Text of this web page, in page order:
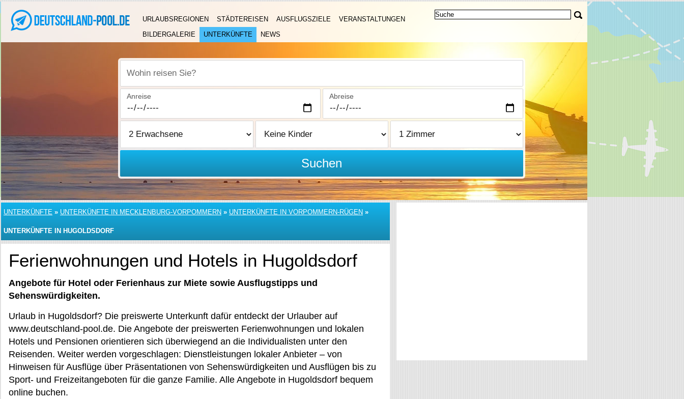
URLAUBSREGIONEN STÄDTEREISEN AUSFLUGSZIELE
VERANSTALTUNGEN
BILDERGALERIE
UNTERKÜNFTE NEWS
Wohin reisen Sie?
Anreise Abreise
Suchen
UNTERKÜNFTE » UNTERKÜNFTE IN MECKLENBURG-VORPOMMERN » UNTERKÜNFTE IN VORPOMMERN-RÜGEN »
UNTERKÜNFTE IN HUGOLDSDORF
Ferienwohnungen und Hotels in Hugoldsdorf
Angebote für Hotel oder Ferienhaus zur Miete sowie Ausflugstipps und
Sehenswürdigkeiten.
Urlaub in Hugoldsdorf? Die preiswerte Unterkunft dafür entdeckt der Urlauber auf
www.deutschland-pool.de. Die Angebote der preiswerten Ferienwohnungen und lokalen
Hotels und Pensionen orientieren sich überwiegend an die Individualisten unter den
Reisenden. Weiter werden vorgeschlagen: Dienstleistungen lokaler Anbieter – von
Hinweisen für Ausflüge über Präsentationen von Sehenswürdigkeiten und Ausflügen bis zu
Sport- und Freizeitangeboten für die ganze Familie. Alle Angebote in Hugoldsdorf bequem
online buchen.